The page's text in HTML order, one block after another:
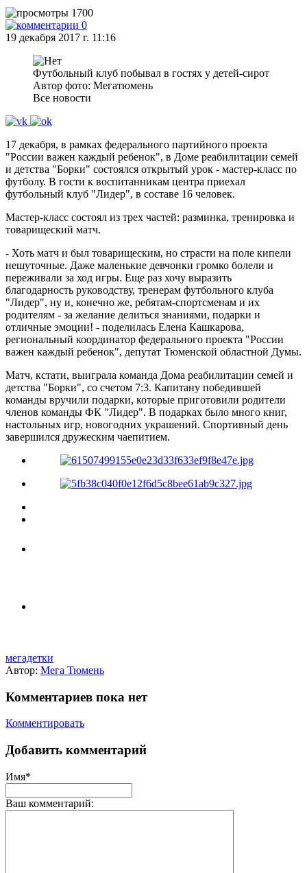
1700
0
19 декабря 2017 г. 11:16
Футбольный клуб побывал в гостях у детей-сирот
Автор фото: Мегатюмень
Все новости
17 декабря, в рамках федерального партийного проекта
"России важен каждый ребенок", в Доме реабилитации семей
и детства "Борки" состоялся открытый урок - мастер-класс по
футболу. В гости к воспитанникам центра приехал
футбольный клуб "Лидер", в составе 16 человек.
Мастер-класс состоял из трех частей: разминка, тренировка и
товарищеский матч.
- Хоть матч и был товарищеским, но страсти на поле кипели
нешуточные. Даже маленькие девчонки громко болели и
переживали за ход игры. Еще раз хочу выразить
благодарность руководству, тренерам футбольного клуба
"Лидер", ну и, конечно же, ребятам-спортсменам и их
родителям - за желание делиться знаниями, подарки и
отличные эмоции! - поделилась Елена Кашкарова,
региональный координатор федерального проекта "России
важен каждый ребенок", депутат Тюменской областной Думы.
Матч, кстати, выиграла команда Дома реабилитации семей и
детства "Борки", со счетом 7:3. Капитану победившей
команды вручили подарки, которые приготовили родители
членов команды ФК "Лидер". В подарках было много книг,
настольных игр, новогодних украшений. Спортивный день
завершился дружеским чаепитием.
мегадетки
Автор: Мега Тюмень
Комментариев пока нет
Комментировать
Добавить комментарий
Имя*
Ваш комментарий: